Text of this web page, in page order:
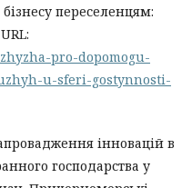
переселенцям:
pro-dopomogu-
u-sferi-gostynnosti-
інновацій в
господарства у